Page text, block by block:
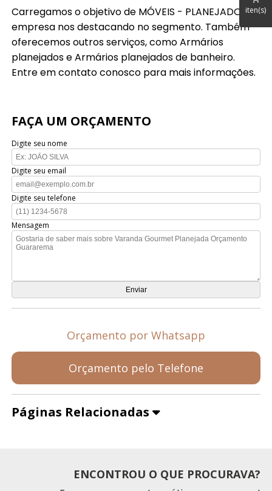
iten(s)
Carregamos o objetivo de MÓVEIS - PLANEJADOS, a
empresa nos destacando no segmento. Também
oferecemos outros serviços, como Armários
planejados e Armários planejados de banheiro.
Entre em contato conosco para mais informações.
FAÇA UM ORÇAMENTO
Digite seu nome
Digite seu email
Digite seu telefone
Mensagem
Orçamento por Whatsapp
Orçamento pelo Telefone
Páginas Relacionadas
ENCONTROU O QUE PROCURAVA?